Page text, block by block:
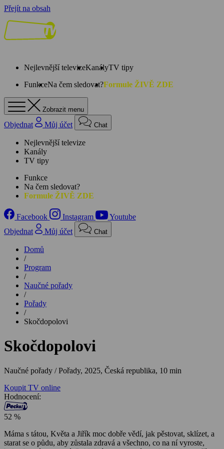
Přejít na obsah
Nejlevnější televizeKanályTV tipy
FunkceNa čem sledovat?Formule ŽIVĚ ZDE
Zobrazit menu
Objednat Můj účet Chat
Nejlevnější televize
Kanály
TV tipy
Funkce
Na čem sledovat?
Formule ŽIVĚ ZDE
Facebook Instagram
Youtube
Objednat
Můj účet Chat
Domů
/
Program
/
Naučné pořady
/
Pořady
/
Skočdopolovi
Skočdopolovi
Naučné pořady / Pořady, 2025, Česká republika, 10 min
Koupit TV online
Hodnocení:
52 %
Máma s tátou, Květa a Jiřík moc dobře vědí, jak pěstovat, sklízet, a
starat se o půdu, aby zůstala zdravá a všechno, co na ní vyroste,